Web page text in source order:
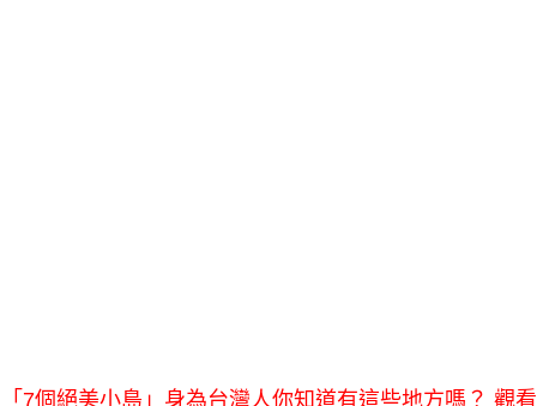
「7個絕美小島」身為台灣人你知道有這些地方嗎？ 觀看